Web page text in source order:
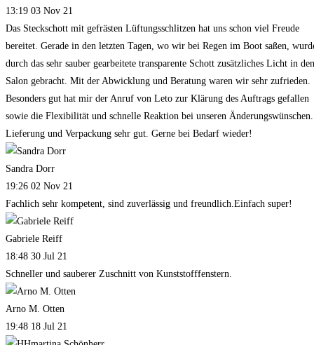
13:19 03 Nov 21
Das Steckschott mit gefrästen Lüftungsschlitzen hat uns schon viel Freude
bereitet. Gerade in den letzten Tagen, wo wir bei Regen im Boot saßen,
durch das sehr sauber gearbeitete transparente Schott zusätzliches Licht in den
Salon gebracht. Mit der Abwicklung und Beratung waren wir sehr zufrieden.
Besonders gut hat mir der Anruf von Leto zur Klärung des Auftrags gefallen
sowie die Flexibilität und schnelle Reaktion bei unseren Änderungswünschen.
Lieferung und Verpackung sehr gut. Gerne bei Bedarf wieder!
Sandra Dorr
19:26 02 Nov 21
Fachlich sehr kompetent, sind zuverlässig und freundlich.Einfach super!
Gabriele Reiff
18:48 30 Jul 21
Schneller und sauberer Zuschnitt von Kunststofffenstern.
Arno M. Otten
19:48 18 Jul 21